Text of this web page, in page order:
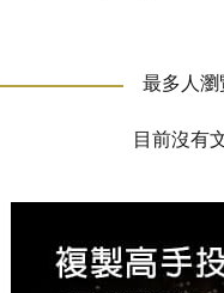
最多人瀏
目前沒有